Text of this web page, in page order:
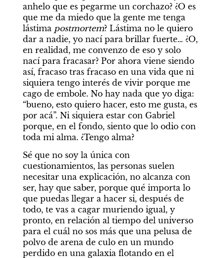
anhelo que es pegarme un corchazo? ¿O es
que me da miedo que la gente me tenga
lástima postmortem? Lástima no le quiero
dar a nadie, yo nací para brillar fuerte… ¿O,
en realidad, me convenzo de eso y solo
nací para fracasar? Por ahora viene siendo
así, fracaso tras fracaso en una vida que ni
siquiera tengo interés de vivir porque me
cago de embole. No hay nada que yo diga:
“bueno, esto quiero hacer, esto me gusta, es
por acá”. Ni siquiera estar con Gabriel
porque, en el fondo, siento que lo odio con
toda mi alma. ¿Tengo alma?
Sé que no soy la única con
cuestionamientos, las personas suelen
necesitar una explicación, no alcanza con
ser, hay que saber, porque qué importa lo
que puedas llegar a hacer si, después de
todo, te vas a cagar muriendo igual, y
pronto, en relación al tiempo del universo
para el cuál no sos más que una pelusa de
polvo de arena de culo en un mundo
perdido en una galaxia flotando en el